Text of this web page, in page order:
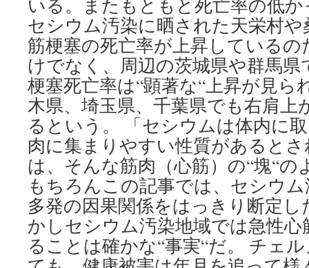
いる。またもともと死亡率の低
セシウム汚染に晒された天栄村
筋梗塞の死亡率が上昇しているの
けでなく、周辺の茨城県や群馬県
梗塞死亡率は“顕著な“上昇が見ら
木県、埼玉県、千葉県でも右肩上
るという。 「セシウムは体内に
肉に集まりやすい性質があると
は、そんな筋肉（心筋）の“塊“
もちろんこの記事では、セシウ
多発の因果関係をはっきり断定
かしセシウム汚染地域では急性
ることは確かな“事実“だ。 チェ